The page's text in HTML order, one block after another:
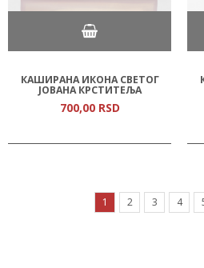
КАШИРАНА ИКОНА СВЕТОГ
ЈОВАНА КРСТИТЕЉА
700,00 RSD
1 2 3 4